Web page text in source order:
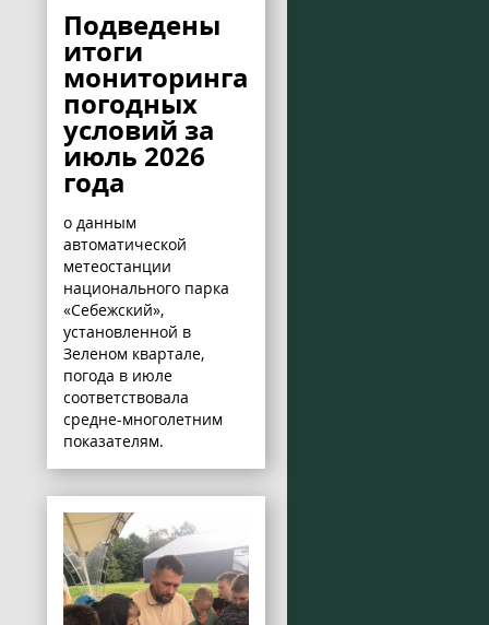
Подведены
итоги
мониторинга
погодных
условий за
июль 2026
года
о данным
автоматической
метеостанции
национального парка
«Себежский»,
установленной в
Зеленом квартале,
погода в июле
соответствовала
средне-многолетним
показателям.